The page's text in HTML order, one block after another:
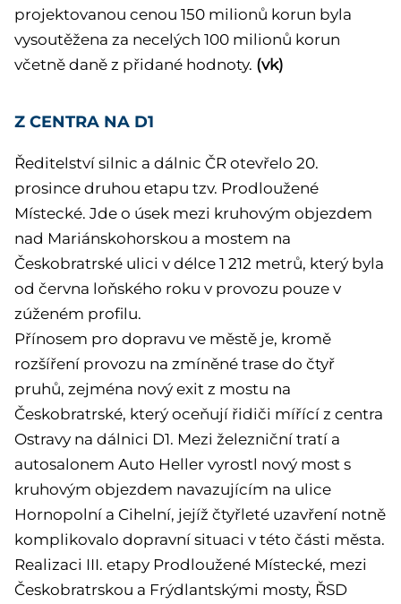
projektovanou cenou 150 milionů korun byla
vysoutěžena za necelých 100 milionů korun
včetně daně z přidané hodnoty. (vk)
Z CENTRA NA D1
Ředitelství silnic a dálnic ČR otevřelo 20.
prosince druhou etapu tzv. Prodloužené
Místecké. Jde o úsek mezi kruhovým objezdem
nad Mariánskohorskou a mostem na
Českobratrské ulici v délce 1 212 metrů, který byla
od června loňského roku v provozu pouze v
zúženém profilu.
Přínosem pro dopravu ve městě je, kromě
rozšíření provozu na zmíněné trase do čtyř
pruhů, zejména nový exit z mostu na
Českobratrské, který oceňují řidiči mířící z centra
Ostravy na dálnici D1. Mezi železniční tratí a
autosalonem Auto Heller vyrostl nový most s
kruhovým objezdem navazujícím na ulice
Hornopolní a Cihelní, jejíž čtyřleté uzavření notně
komplikovalo dopravní situaci v této části města.
Realizaci III. etapy Prodloužené Místecké, mezi
Českobratrskou a Frýdlantskými mosty, ŘSD